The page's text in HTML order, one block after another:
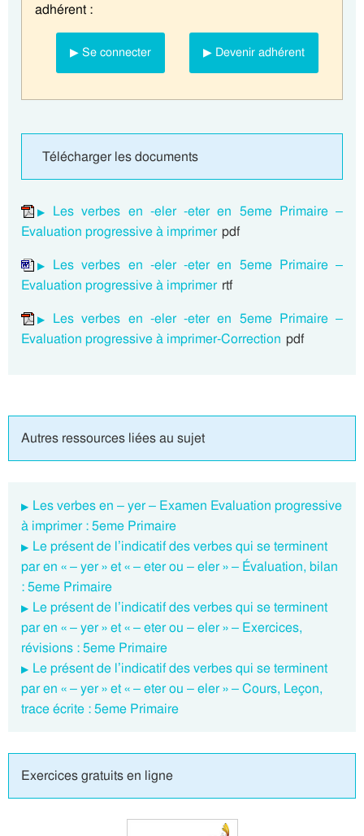
adhérent :
▶ Se connecter ▶ Devenir adhérent
Télécharger les documents
Les verbes en -eler -eter en 5eme Primaire –
Evaluation progressive à imprimer pdf
Les verbes en -eler -eter en 5eme Primaire –
Evaluation progressive à imprimer rtf
Les verbes en -eler -eter en 5eme Primaire –
Evaluation progressive à imprimer-Correction pdf
Autres ressources liées au sujet
Les verbes en – yer – Examen Evaluation progressive
à imprimer : 5eme Primaire
Le présent de l’indicatif des verbes qui se terminent
par en « – yer » et « – eter ou – eler » – Évaluation, bilan
: 5eme Primaire
Le présent de l’indicatif des verbes qui se terminent
par en « – yer » et « – eter ou – eler » – Exercices,
révisions : 5eme Primaire
Le présent de l’indicatif des verbes qui se terminent
par en « – yer » et « – eter ou – eler » – Cours, Leçon,
trace écrite : 5eme Primaire
Exercices gratuits en ligne